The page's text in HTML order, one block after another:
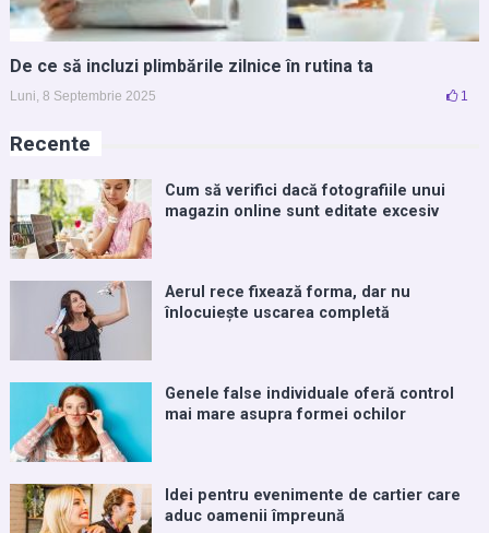
De ce să incluzi plimbările zilnice în rutina ta
Luni, 8 Septembrie 2025 1
Recente
Cum să verifici dacă fotografiile unui
magazin online sunt editate excesiv
Aerul rece fixează forma, dar nu
înlocuiește uscarea completă
Genele false individuale oferă control
mai mare asupra formei ochilor
Idei pentru evenimente de cartier care
aduc oamenii împreună